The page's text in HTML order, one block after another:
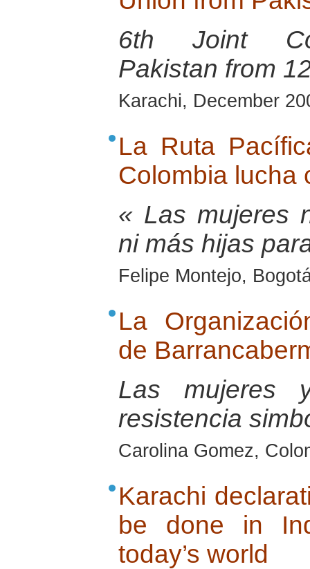
6th Joint
Pakistan from
Karachi, December
La Ruta
Colombia lucha
« Las mujeres
ni más hijas
Felipe Montejo,
La
de
Las mujeres
resistencia
Carolina Gomez,
Karachi
be done in
today’s world